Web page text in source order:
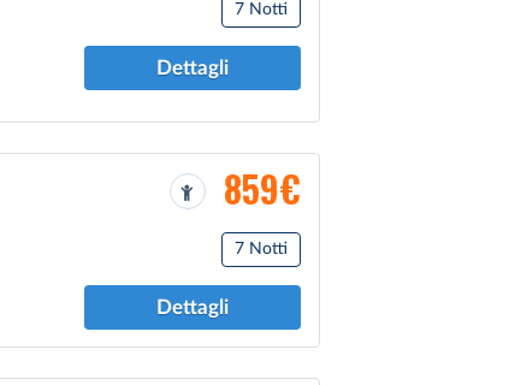
7 Notti
Dettagli
859€
7 Notti
Dettagli